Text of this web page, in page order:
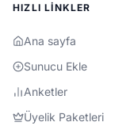
HIZLI LINKLER
Ana sayfa
Sunucu Ekle
Anketler
Üyelik Paketleri